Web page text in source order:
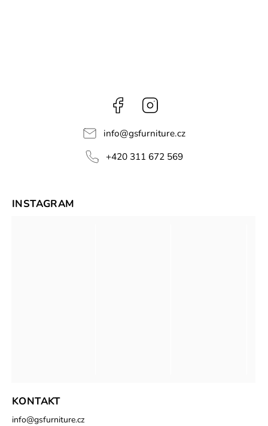
Facebook
info@gsfurniture.cz
+420 311 672 569
KONTAKT
info@gsfurniture.cz
INSTAGRAM